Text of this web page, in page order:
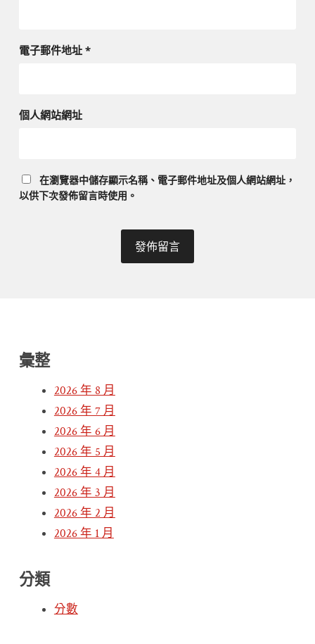
電子郵件地址 *
個人網站網址
在瀏覽器中儲存顯示名稱、電子郵件地址及個人網站網址，
以供下次發佈留言時使用。
彙整
2026 年 8 月
2026 年 7 月
2026 年 6 月
2026 年 5 月
2026 年 4 月
2026 年 3 月
2026 年 2 月
2026 年 1 月
分類
分數